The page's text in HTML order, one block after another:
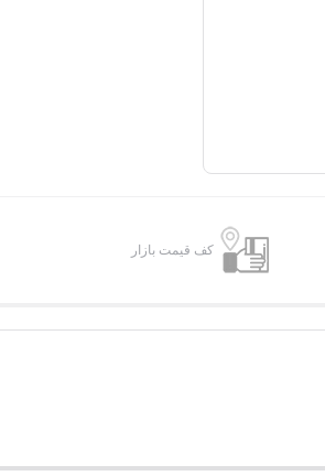
کف قیمت بازار